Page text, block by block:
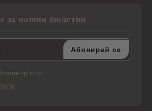
за нашия бюлетин
bg.com